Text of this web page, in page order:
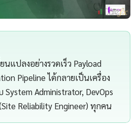
แปลงอย่างรวดเร็ว Payload
Pipeline ได้กลายเป็นเครื่อง
Administrator, DevOps
Reliability Engineer) ทุกคน